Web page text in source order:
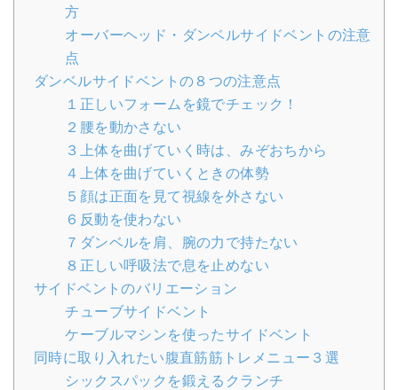
方
オーバーヘッド・ダンベルサイドベントの注意
点
ダンベルサイドベントの８つの注意点
１正しいフォームを鏡でチェック！
２腰を動かさない
３上体を曲げていく時は、みぞおちから
４上体を曲げていくときの体勢
５顔は正面を見て視線を外さない
６反動を使わない
７ダンベルを肩、腕の力で持たない
８正しい呼吸法で息を止めない
サイドベントのバリエーション
チューブサイドベント
ケーブルマシンを使ったサイドベント
同時に取り入れたい腹直筋筋トレメニュー３選
シックスパックを鍛えるクランチ